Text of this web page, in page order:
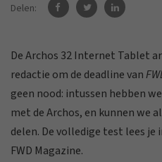
Delen:
De Archos 32 Internet Tablet
redactie om de deadline van
geen nood: intussen hebben
met de Archos, en kunnen we
delen. De volledige test lees je
FWD Magazine.